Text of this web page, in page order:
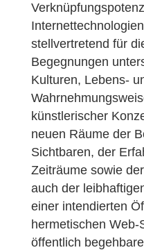
stellvertretend für
Begegnungen
Kulturen, Lebens-
künstlerischer
neuen Räume der
Sichtbaren, der
Zeiträume sowie
auch der
einer intendierten
hermetischen
öffentlich